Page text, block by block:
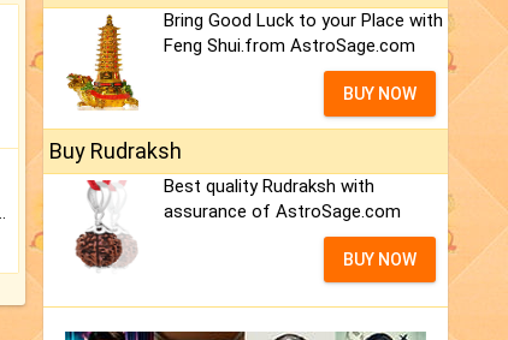
Bring Good Luck to your Place with
Feng Shui.from AstroSage.com
BUY NOW
Buy Rudraksh
Best quality Rudraksh with
assurance of AstroSage.com
BUY NOW